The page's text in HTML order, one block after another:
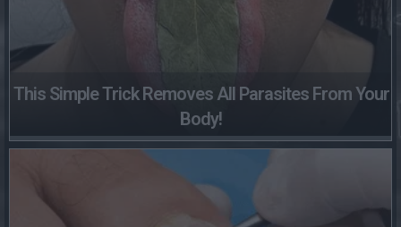
This Simple Trick Removes All Parasites From Your
Body!